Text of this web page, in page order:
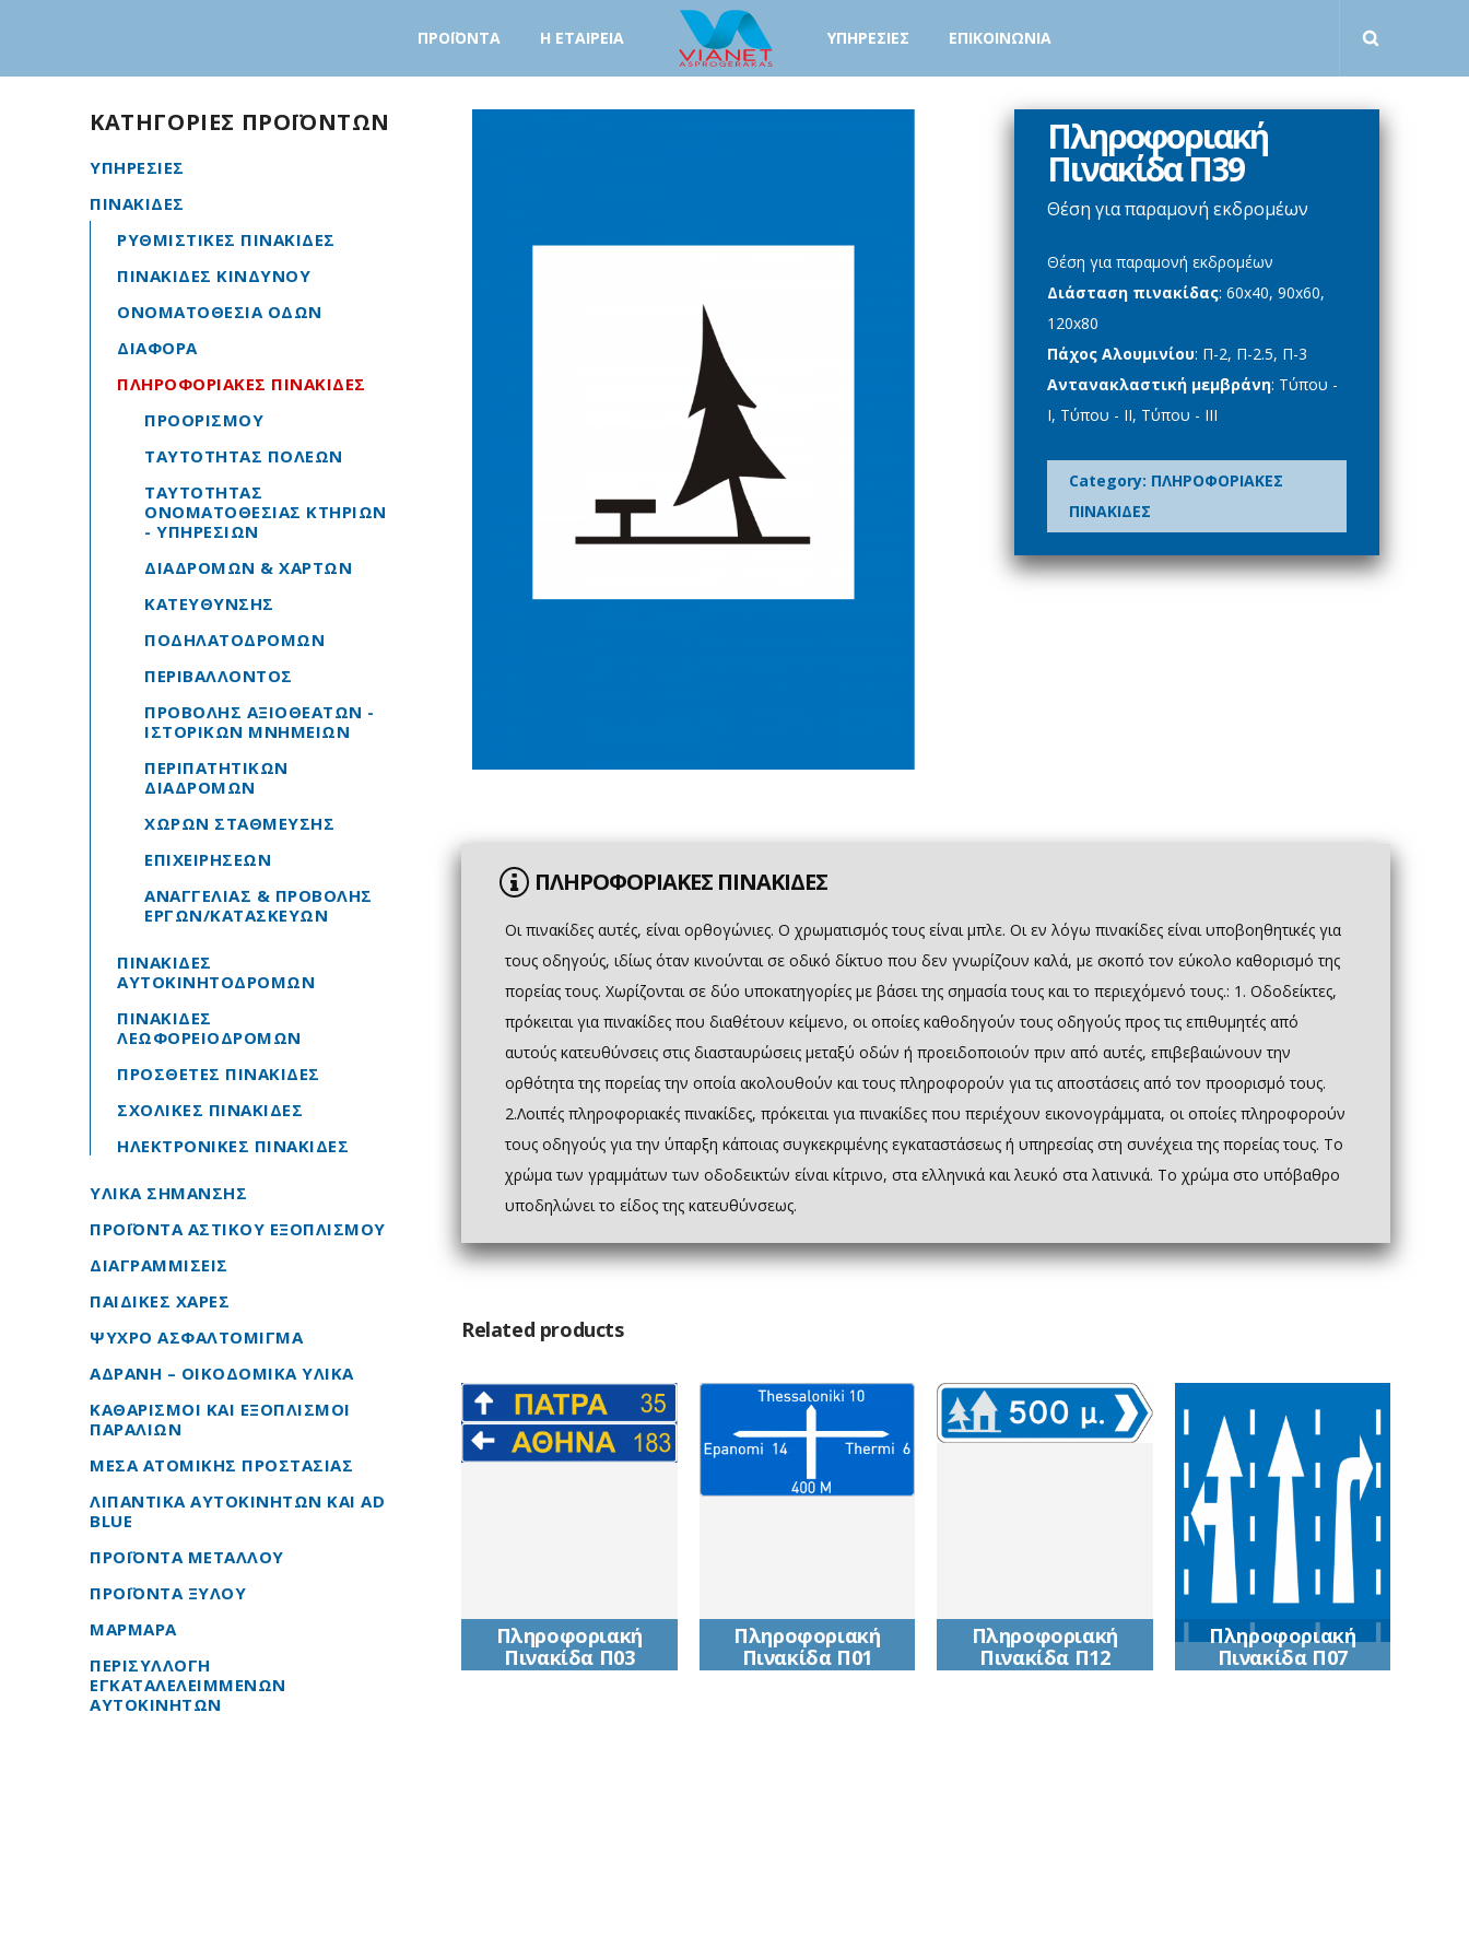
ΠΡΟΪΟΝΤΑ Η ΕΤΑΙΡΕΙΑ ΥΠΗΡΕΣΙΕΣ ΕΠΙΚΟΙΝΩΝΙΑ
Πληροφοριακή
Πινακίδα Π39
Θέση για παραμονή εκδρομέων
Θέση για παραμονή εκδρομέων
Διάσταση πινακίδας: 60x40, 90x60,
120x80
Πάχος Αλουμινίου: Π-2, Π-2.5, Π-3
Αντανακλαστική μεμβράνη: Τύπου -
Ι, Τύπου - ΙΙ, Τύπου - ΙΙΙ
Category: ΠΛΗΡΟΦΟΡΙΑΚΕΣ
ΠΙΝΑΚΙΔΕΣ
ΠΛΗΡΟΦΟΡΙΑΚΕΣ ΠΙΝΑΚΙΔΕΣ
Οι πινακίδες αυτές, είναι ορθογώνιες. Ο χρωματισμός τους είναι μπλε. Οι εν λόγω πινακίδες είναι υποβοηθητικές για
τους οδηγούς, ιδίως όταν κινούνται σε οδικό δίκτυο που δεν γνωρίζουν καλά, με σκοπό τον εύκολο καθορισμό της
πορείας τους. Χωρίζονται σε δύο υποκατηγορίες με βάσει της σημασία τους και το περιεχόμενό τους.: 1. Οδοδείκτες,
πρόκειται για πινακίδες που διαθέτουν κείμενο, οι οποίες καθοδηγούν τους οδηγούς προς τις επιθυμητές από
αυτούς κατευθύνσεις στις διασταυρώσεις μεταξύ οδών ή προειδοποιούν πριν από αυτές, επιβεβαιώνουν την
ορθότητα της πορείας την οποία ακολουθούν και τους πληροφορούν για τις αποστάσεις από τον προορισμό τους.
2.Λοιπές πληροφοριακές πινακίδες, πρόκειται για πινακίδες που περιέχουν εικονογράμματα, οι οποίες πληροφορούν
τους οδηγούς για την ύπαρξη κάποιας συγκεκριμένης εγκαταστάσεως ή υπηρεσίας στη συνέχεια της πορείας τους. Το
χρώμα των γραμμάτων των οδοδεικτών είναι κίτρινο, στα ελληνικά και λευκό στα λατινικά. Το χρώμα στο υπόβαθρο
υποδηλώνει το είδος της κατευθύνσεως.
Related products
Πληροφοριακή
Πινακίδα Π03
Πληροφοριακή
Πινακίδα Π01
Πληροφοριακή
Πινακίδα Π12
Πληροφοριακή
Πινακίδα Π07
ΚΑΤΗΓΟΡΙΕΣ ΠΡΟΪΟΝΤΩΝ
ΥΠΗΡΕΣΙΕΣ
ΠΙΝΑΚΙΔΕΣ
ΡΥΘΜΙΣΤΙΚΕΣ ΠΙΝΑΚΙΔΕΣ
ΠΙΝΑΚΙΔΕΣ ΚΙΝΔΥΝΟΥ
ΟΝΟΜΑΤΟΘΕΣΙΑ ΟΔΩΝ
ΔΙΑΦΟΡΑ
ΠΛΗΡΟΦΟΡΙΑΚΕΣ ΠΙΝΑΚΙΔΕΣ
ΠΡΟΟΡΙΣΜΟΥ
ΤΑΥΤΟΤΗΤΑΣ ΠΟΛΕΩΝ
ΤΑΥΤΟΤΗΤΑΣ
ΟΝΟΜΑΤΟΘΕΣΙΑΣ ΚΤΗΡΙΩΝ
- ΥΠΗΡΕΣΙΩΝ
ΔΙΑΔΡΟΜΩΝ & ΧΑΡΤΩΝ
ΚΑΤΕΥΘΥΝΣΗΣ
ΠΟΔΗΛΑΤΟΔΡΟΜΩΝ
ΠΕΡΙΒΑΛΛΟΝΤΟΣ
ΠΡΟΒΟΛΗΣ ΑΞΙΟΘΕΑΤΩΝ -
ΙΣΤΟΡΙΚΩΝ ΜΝΗΜΕΙΩΝ
ΠΕΡΙΠΑΤΗΤΙΚΩΝ
ΔΙΑΔΡΟΜΩΝ
ΧΩΡΩΝ ΣΤΑΘΜΕΥΣΗΣ
ΕΠΙΧΕΙΡΗΣΕΩΝ
ΑΝΑΓΓΕΛΙΑΣ & ΠΡΟΒΟΛΗΣ
ΕΡΓΩΝ/ΚΑΤΑΣΚΕΥΩΝ
ΠΙΝΑΚΙΔΕΣ
ΑΥΤΟΚΙΝΗΤΟΔΡΟΜΩΝ
ΠΙΝΑΚΙΔΕΣ
ΛΕΩΦΟΡΕΙΟΔΡΟΜΩΝ
ΠΡΟΣΘΕΤΕΣ ΠΙΝΑΚΙΔΕΣ
ΣΧΟΛΙΚΕΣ ΠΙΝΑΚΙΔΕΣ
ΗΛΕΚΤΡΟΝΙΚΕΣ ΠΙΝΑΚΙΔΕΣ
ΥΛΙΚΑ ΣΗΜΑΝΣΗΣ
ΠΡΟΪΟΝΤΑ ΑΣΤΙΚΟΥ ΕΞΟΠΛΙΣΜΟΥ
ΔΙΑΓΡΑΜΜΙΣΕΙΣ
ΠΑΙΔΙΚΕΣ ΧΑΡΕΣ
ΨΥΧΡΟ ΑΣΦΑΛΤΟΜΙΓΜΑ
ΑΔΡΑΝΗ – ΟΙΚΟΔΟΜΙΚΑ ΥΛΙΚΑ
ΚΑΘΑΡΙΣΜΟΙ ΚΑΙ ΕΞΟΠΛΙΣΜΟΙ
ΠΑΡΑΛΙΩΝ
ΜΕΣΑ ΑΤΟΜΙΚΗΣ ΠΡΟΣΤΑΣΙΑΣ
ΛΙΠΑΝΤΙΚΑ ΑΥΤΟΚΙΝΗΤΩΝ ΚΑΙ AD
BLUE
ΠΡΟΪΟΝΤΑ ΜΕΤΑΛΛΟΥ
ΠΡΟΪΟΝΤΑ ΞΥΛΟΥ
ΜΑΡΜΑΡΑ
ΠΕΡΙΣΥΛΛΟΓΗ
ΕΓΚΑΤΑΛΕΛΕΙΜΜΕΝΩΝ
ΑΥΤΟΚΙΝΗΤΩΝ